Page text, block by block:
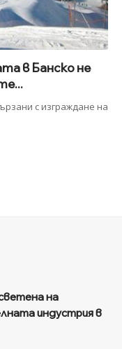
в Банско не
с изграждане на
на
индустрия в